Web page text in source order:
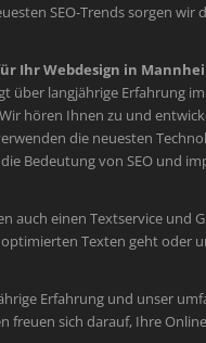
SEO-Trends sorgen
Ihr Webdesign in
über langjährige Erfahrung
Wir hören Ihnen zu und
die neuesten
Bedeutung von SEO und
auch einen Textservice und
Texten geht oder
Erfahrung und unser
freuen sich darauf, Ihre